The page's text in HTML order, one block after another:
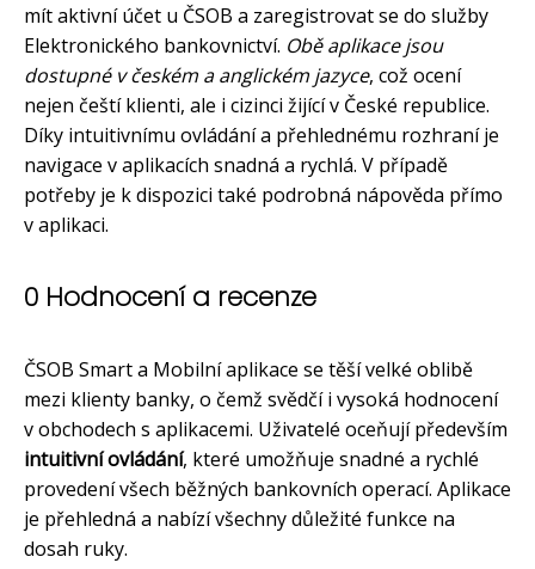
mít aktivní účet u ČSOB a zaregistrovat se do služby
Elektronického bankovnictví. Obě aplikace jsou
dostupné v českém a anglickém jazyce, což ocení
nejen čeští klienti, ale i cizinci žijící v České republice.
Díky intuitivnímu ovládání a přehlednému rozhraní je
navigace v aplikacích snadná a rychlá. V případě
potřeby je k dispozici také podrobná nápověda přímo
v aplikaci.
0 Hodnocení a recenze
ČSOB Smart a Mobilní aplikace se těší velké oblibě
mezi klienty banky, o čemž svědčí i vysoká hodnocení
v obchodech s aplikacemi. Uživatelé oceňují především
intuitivní ovládání, které umožňuje snadné a rychlé
provedení všech běžných bankovních operací. Aplikace
je přehledná a nabízí všechny důležité funkce na
dosah ruky.